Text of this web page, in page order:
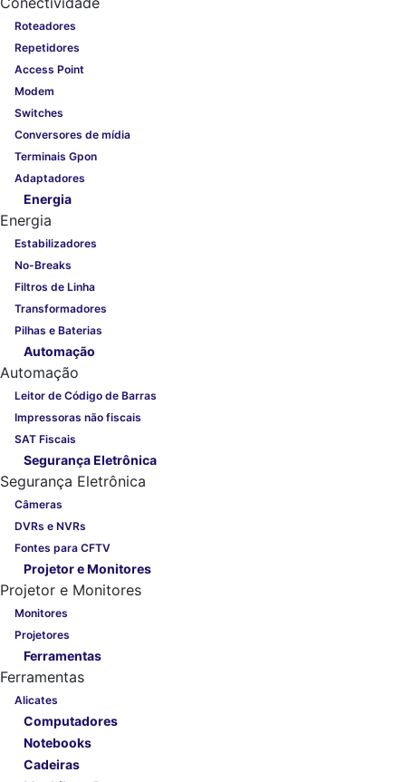
Roteadores
Repetidores
Access Point
Modem
Switches
Conversores de mídia
Terminais Gpon
Adaptadores
Energia
Energia
Estabilizadores
No-Breaks
Filtros de Linha
Transformadores
Pilhas e Baterias
Automação
Automação
Leitor de Código de Barras
Impressoras não fiscais
SAT Fiscais
Segurança Eletrônica
Segurança Eletrônica
Câmeras
DVRs e NVRs
Fontes para CFTV
Projetor e Monitores
Projetor e Monitores
Monitores
Projetores
Ferramentas
Ferramentas
Alicates
Computadores
Notebooks
Cadeiras